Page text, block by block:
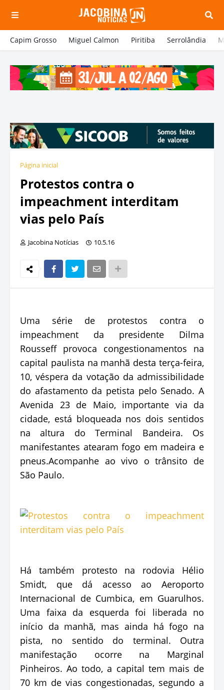
Capim Grosso Miguel Calmon Piritiba Serrolândia
Página inicial
Protestos contra o
impeachment interditam
vias pelo País
Jacobina Notícias 10.5.16
Uma série de protestos contra o
impeachment da presidente Dilma
Rousseff provoca congestionamentos na
capital paulista na manhã desta terça-feira,
10, véspera da votação da admissibilidade
do afastamento da petista pelo Senado. A
Avenida 23 de Maio, importante via da
cidade, está bloqueada nos dois sentidos
na altura do Terminal Bandeira. Os
manifestantes atearam fogo em madeira e
pneus.Acompanhe ao vivo o trânsito de
São Paulo.
Há também protesto na rodovia Hélio
Smidt, que dá acesso ao Aeroporto
Internacional de Cumbica, em Guarulhos.
Uma faixa da esquerda foi liberada no
início da manhã, mas ainda há fogo na
pista, no sentido do terminal. Outra
manifestação ocorre na Marginal
Pinheiros. Ao todo, a capital tem mais de
70 km de vias congestionadas, segundo a